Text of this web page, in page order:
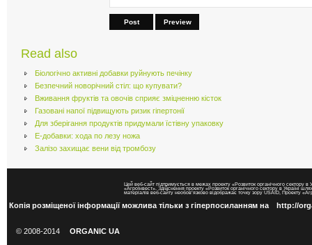
Post Preview
Read also
Біологічно активні добавки руйнують печінку
Безпечний новорічний стіл: що купувати?
Вживання фруктів та овочів сприяє зміцненню кісток
Газовані напої підвищують ризик гіпертонії
Для зберігання продуктів придумали їстівну упаковку
Е-добавки: хода по лезу ножа
Залізо захищає вени від тромбозу
Цей веб-сайт підтримується в межах проекту «Розвиток органічного сектору
«АгроІнвест». Здійснення проекту «Розвиток органічного сектору в Україні
матеріалів веб-сайту необов’язково відображає точку зору USAID, Проекту
Копія розміщеної інформації можлива тільки з гіперпосиланням на http://
© 2008-2014 ORGANIC UA